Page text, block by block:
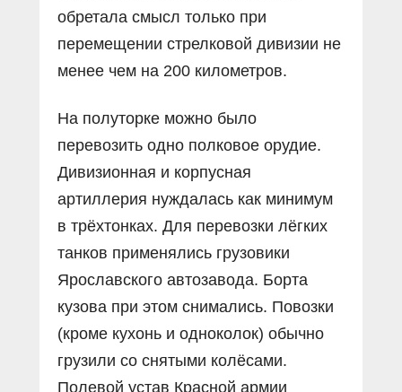
обретала смысл только при
перемещении стрелковой дивизии не
менее чем на 200 километров.
На полуторке можно было
перевозить одно полковое орудие.
Дивизионная и корпусная
артиллерия нуждалась как минимум
в трёхтонках. Для перевозки лёгких
танков применялись грузовики
Ярославского автозавода. Борта
кузова при этом снимались. Повозки
(кроме кухонь и одноколок) обычно
грузили со снятыми колёсами.
Полевой устав Красной армии